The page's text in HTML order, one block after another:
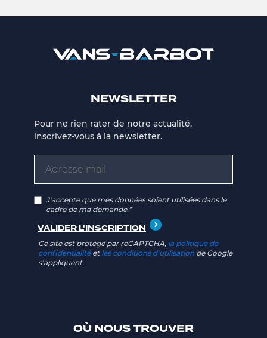
OÙ NOUS TROUVER
NEWSLETTER
Pour ne rien rater de notre actualité,
inscrivez-vous à la newsletter.
J'accepte que mes données soient utilisées dans le
cadre de ma demande.*
Ce site est protégé par reCAPTCHA, la politique de
confidentialitéet les conditions d'utilisation de Google
s'appliquent.